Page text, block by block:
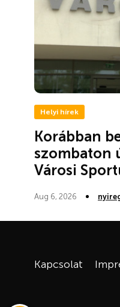
Helyi hírek
Korábban
szombaton
Városi
Aug 6, 2026
Kapcsolat